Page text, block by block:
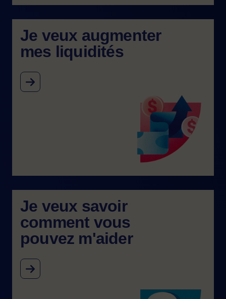
Je veux augmenter
mes liquidités
Je veux savoir
comment vous
pouvez m'aider